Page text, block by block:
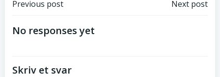
Post
navigation
Previous post Next post
No responses yet
Skriv et svar